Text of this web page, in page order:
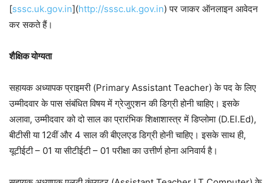
[sssc.uk.gov.in](http://sssc.uk.gov.in) पर जाकर ऑनलाइन आवेदन
कर सकते हैं।
शैक्षिक योग्यता
सहायक अध्यापक प्राइमरी (Primary Assistant Teacher) के पद के लिए
उम्मीदवार के पास संबंधित विषय में ग्रेजुएशन की डिग्री होनी चाहिए। इसके
अलावा, उम्मीदवार को दो साल का प्रारंभिक शिक्षाशास्त्र में डिप्लोमा (D.El.Ed),
बीटीसी या 12वीं और 4 साल की बीएलएड डिग्री होनी चाहिए। इसके साथ ही,
यूटीईटी – 01 या सीटीईटी – 01 परीक्षा का उत्तीर्ण होना अनिवार्य है।